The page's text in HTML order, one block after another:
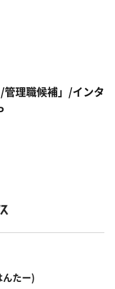
理職候補」/インタ
たー)